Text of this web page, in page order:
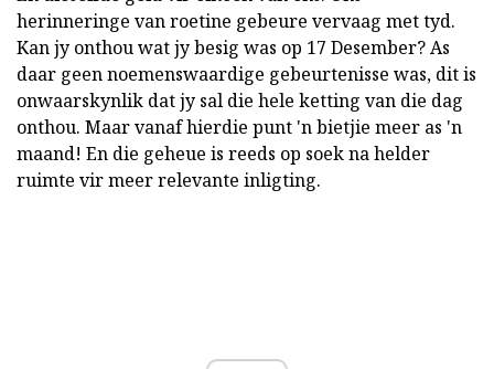
herinneringe van roetine gebeure vervaag met tyd.
Kan jy onthou wat jy besig was op 17 Desember? As
daar geen noemenswaardige gebeurtenisse was, dit is
onwaarskynlik dat jy sal die hele ketting van die dag
onthou. Maar vanaf hierdie punt 'n bietjie meer as 'n
maand! En die geheue is reeds op soek na helder
ruimte vir meer relevante inligting.